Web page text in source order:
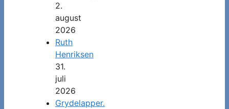
2.
august
2026
Ruth
Henriksen
31.
juli
2026
Grydelapper.